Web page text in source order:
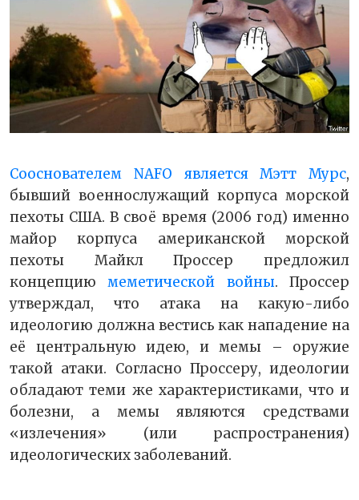
Сооснователем NAFO является Мэтт Мурс,
бывший военнослужащий корпуса морской
пехоты США. В своё время (2006 год) именно
майор корпуса американской морской
пехоты Майкл Проссер предложил
концепциюмеметической войны. Проссер
утверждал, что атака на какую-либо
идеологию должна вестись как нападение на
её центральную идею, и мемы – оружие
такой атаки. Согласно Проссеру, идеологии
обладают теми же характеристиками, что и
болезни, а мемы являются средствами
«излечения» (или распространения)
идеологических заболеваний.